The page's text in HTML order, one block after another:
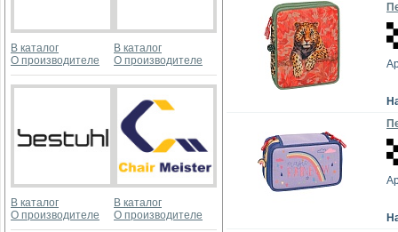
В каталог
О производителе
В каталог
О производителе
В каталог
О производителе
В каталог
О производителе